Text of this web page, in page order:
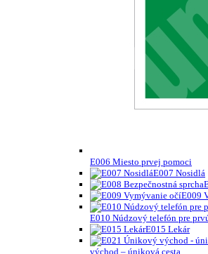
E006 Miesto prvej pomoci
E007 Nosidlá
E009
E010 Núdzový telefón pre
E015 Lekár
východ – úniková cesta